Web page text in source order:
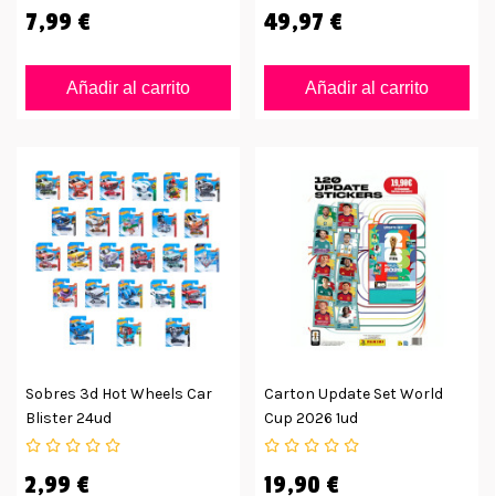
7,99 €
Añadir al carrito
49,97 €
Añadir al carrito
Sobres 3d Hot Wheels Car
Blister 24ud
2,99 €
Carton Update Set World
Cup 2026 1ud
19,90 €